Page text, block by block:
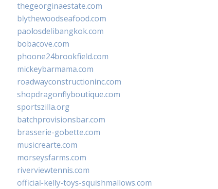
thegeorginaestate.com
blythewoodseafood.com
paolosdelibangkok.com
bobacove.com
phoone24brookfield.com
mickeybarmama.com
roadwayconstructioninc.com
shopdragonflyboutique.com
sportszilla.org
batchprovisionsbar.com
brasserie-gobette.com
musicrearte.com
morseysfarms.com
riverviewtennis.com
official-kelly-toys-squishmallows.com